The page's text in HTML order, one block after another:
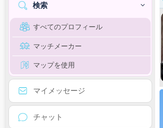
検索
すべてのプロフィール
マッチメーカー
マップを使用
マイメッセージ
チャット